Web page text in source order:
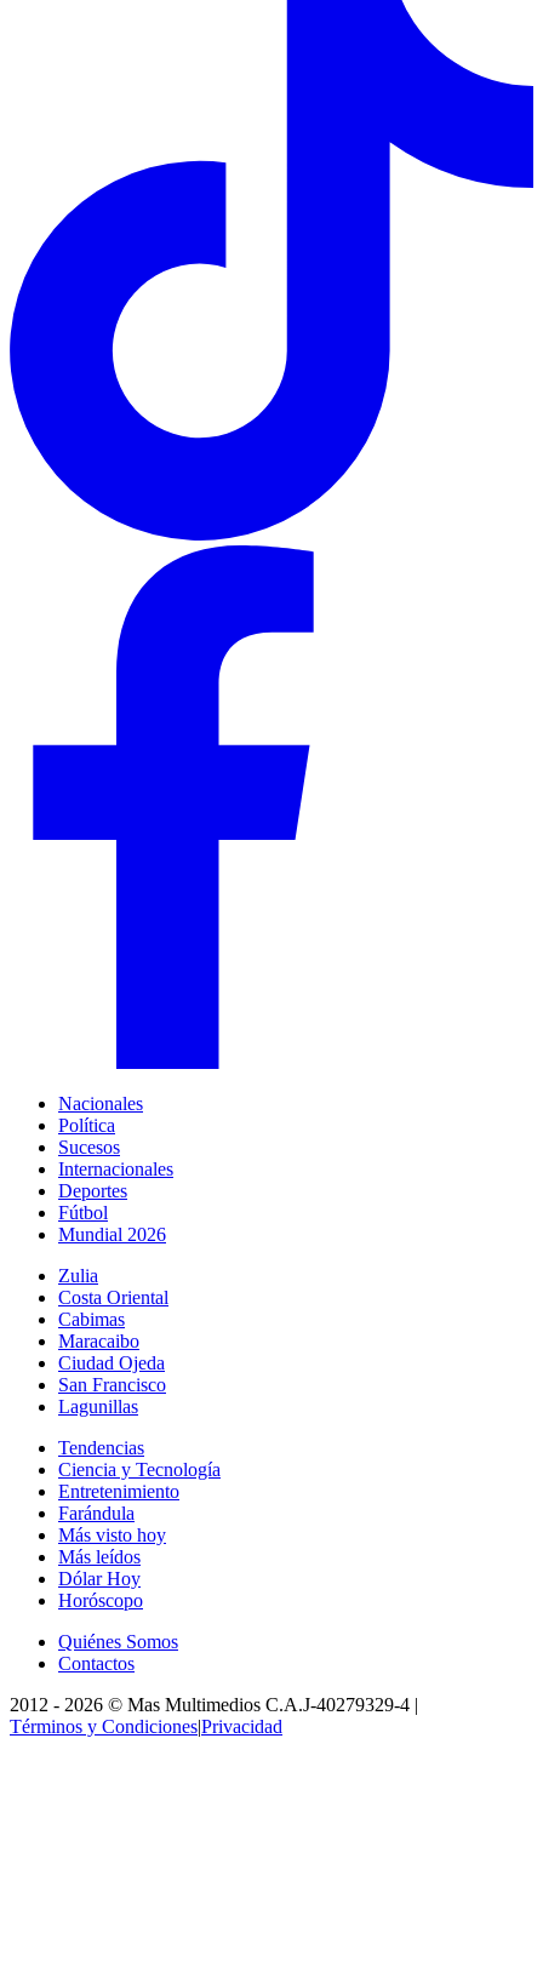
Nacionales
Política
Sucesos
Internacionales
Deportes
Fútbol
Mundial 2026
Zulia
Costa Oriental
Cabimas
Maracaibo
Ciudad Ojeda
San Francisco
Lagunillas
Tendencias
Ciencia y Tecnología
Entretenimiento
Farándula
Más visto hoy
Más leídos
Dólar Hoy
Horóscopo
Quiénes Somos
Contactos
2012 - 2026 © Mas Multimedios C.A.J-40279329-4 |
Términos y Condiciones|Privacidad